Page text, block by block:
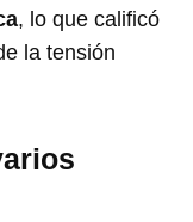
, lo que calificó
la tensión